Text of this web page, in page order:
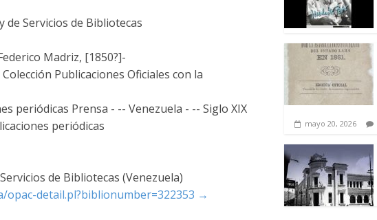
Servicios de Bibliotecas
Madriz, [1850?]-
Publicaciones Oficiales con la
periódicas Prensa - -- Venezuela - -- Siglo XIX
periódicas
de Bibliotecas (Venezuela)
detail.pl?biblionumber=322353 →
mayo 20, 2026